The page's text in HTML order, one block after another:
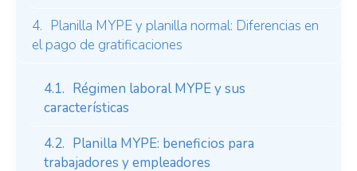
Planilla MYPE y planilla normal: Diferencias en
el pago de gratificaciones
Régimen laboral MYPE y sus
características
Planilla MYPE: beneficios para
trabajadores y empleadores